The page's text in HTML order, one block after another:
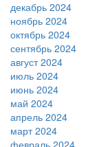
декабрь 2024
ноябрь 2024
октябрь 2024
сентябрь 2024
август 2024
июль 2024
июнь 2024
май 2024
апрель 2024
март 2024